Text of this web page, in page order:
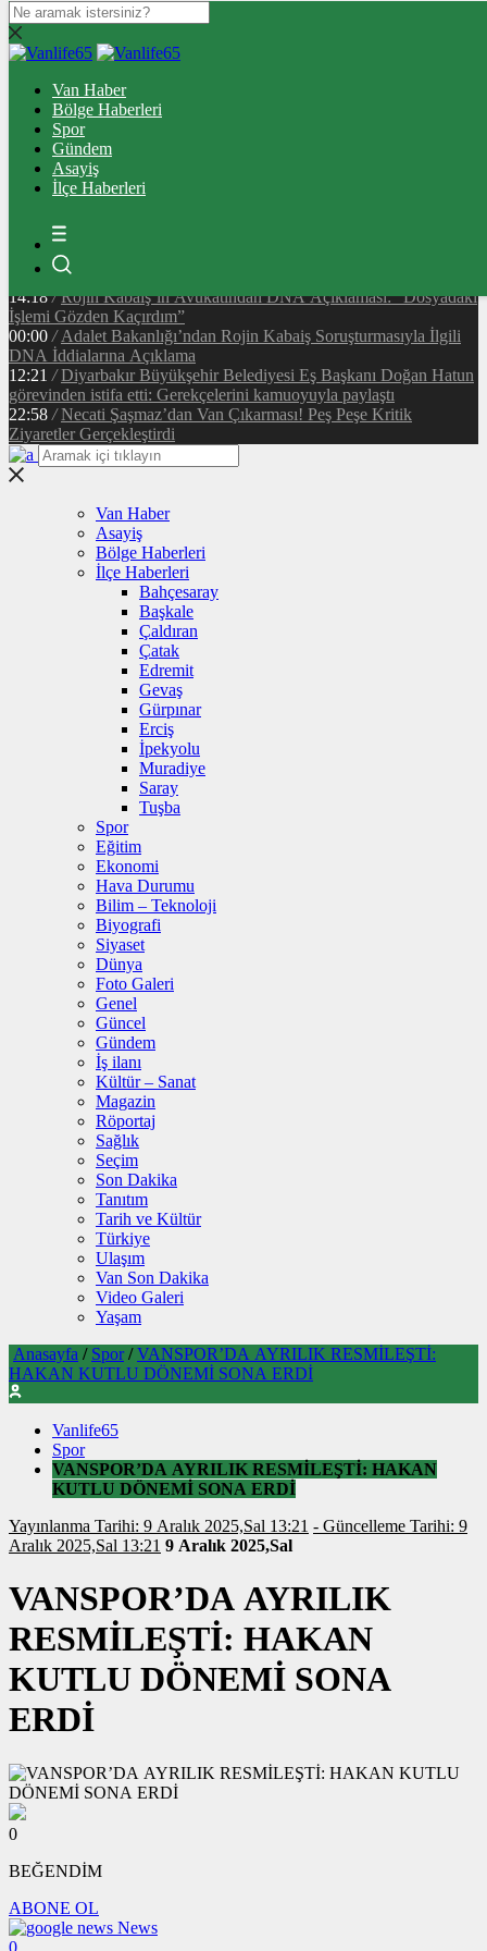
Van Haber
Bölge Haberleri
Spor
Gündem
Asayiş
İlçe Haberleri
14:45 / Van Cumhuriyet Caddesi’nde Korkutan Yangın: Çatıda
Mahsur Kalan 2 Kişi Kurtarıldı
/ Son Dakika: Van Cumhuriyet Caddesi’nde Yangın! Akçelik
Pasajı Üstündeki Binada Alevler Yükseldi
/ Vanspor’dan Yönetim İddialarına Resmi Yanıt:
“Görevimizin Başındayız”
/ Tuşba Belediyesi Kıyı İşgallerine Geçit Vermiyor: Sahil
Şeridinde Denetimler Başladı
Raylı Sistem İçin Yeni Aşama
/ Van Stadyumu ve Yaşam Kompleksi İçin İmzalar Atıldı!
İhale Ağustos Ayında Yapılacak
14:18 / Rojin Kabaiş’in Avukatından DNA Açıklaması: “Dosyadaki
İşlemi Gözden Kaçırdım”
00:00 / Adalet Bakanlığı’ndan Rojin Kabaiş Soruşturmasıyla İlgili
DNA İddialarına Açıklama
12:21 / Diyarbakır Büyükşehir Belediyesi Eş Başkanı Doğan Hatun
görevinden istifa etti: Gerekçelerini kamuoyuyla paylaştı
22:58 / Necati Şaşmaz’dan Van Çıkarması! Peş Peşe Kritik
Ziyaretler Gerçekleştirdi
Van Haber
Asayiş
Bölge Haberleri
İlçe Haberleri
Bahçesaray
Başkale
Çaldıran
Çatak
Edremit
Gevaş
Gürpınar
Erciş
İpekyolu
Muradiye
Saray
Tuşba
Spor
Eğitim
Ekonomi
Hava Durumu
Bilim – Teknoloji
Biyografi
Siyaset
Dünya
Foto Galeri
Genel
Güncel
Gündem
İş ilanı
Kültür – Sanat
Magazin
Röportaj
Sağlık
Seçim
Son Dakika
Tanıtım
Tarih ve Kültür
Türkiye
Ulaşım
Van Son Dakika
Video Galeri
Yaşam
Anasayfa / Spor / VANSPOR’DA AYRILIK RESMİLEŞTİ:
HAKAN KUTLU DÖNEMİ SONA ERDİ
Vanlife65
Spor
VANSPOR’DA AYRILIK RESMİLEŞTİ: HAKAN
KUTLU DÖNEMİ SONA ERDİ
Yayınlanma Tarihi: 9 Aralık 2025,Sal 13:21 - Güncelleme Tarihi: 9
Aralık 2025,Sal 13:21 9 Aralık 2025,Sal
VANSPOR’DA AYRILIK
RESMİLEŞTİ: HAKAN
KUTLU DÖNEMİ SONA
ERDİ
0
BEĞENDİM
ABONE OL
News
0